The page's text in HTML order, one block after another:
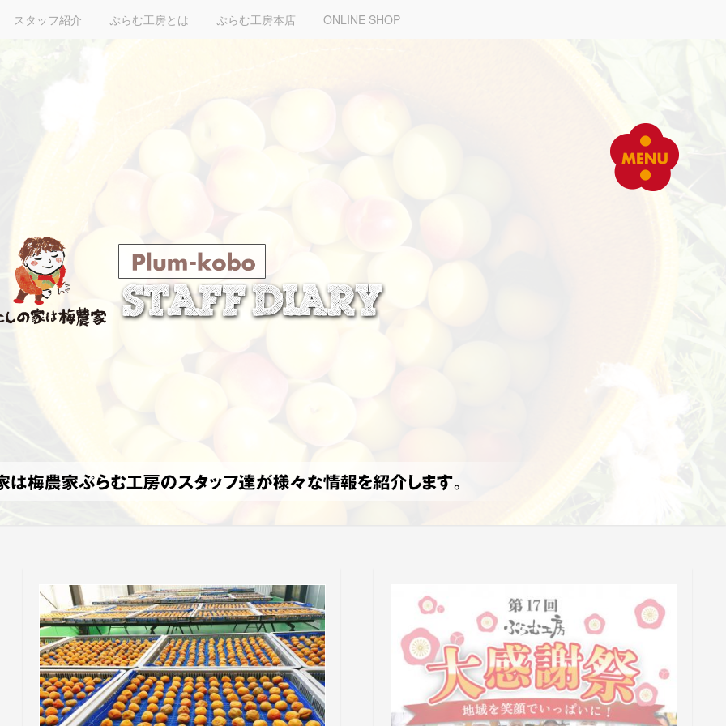
スタッフ紹介 ぷらむ工房とは ぷらむ工房本店 ONLINE SHOP